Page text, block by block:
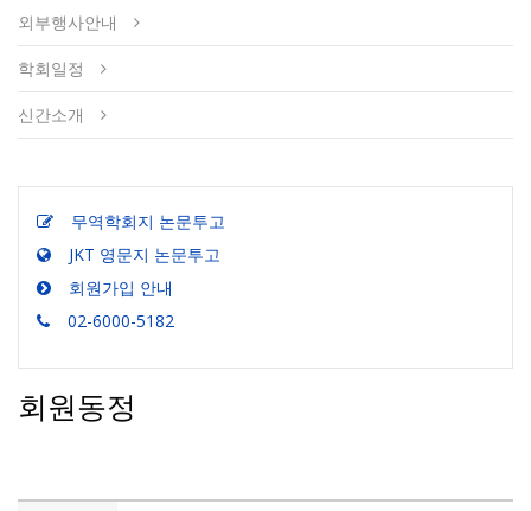
외부행사안내
학회일정
신간소개
무역학회지 논문투고
JKT 영문지 논문투고
회원가입 안내
02-6000-5182
회원동정